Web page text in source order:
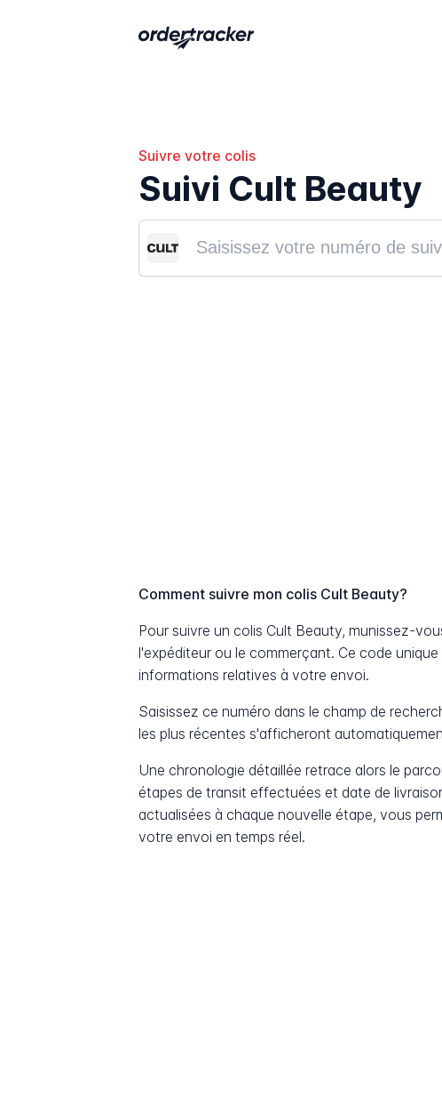
Suivre votre colis
Suivi Cult Beauty
Comment suivre mon colis Cult Beauty?
Pour suivre un colis Cult Beauty, munissez-
l'expéditeur ou le commerçant. Ce code
informations relatives à votre envoi.
Saisissez ce numéro dans le champ de
les plus récentes s'afficheront
Une chronologie détaillée retrace alors le
étapes de transit effectuées et date de
actualisées à chaque nouvelle étape, vous
votre envoi en temps réel.